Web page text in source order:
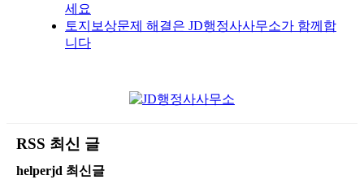
세요
토지보상문제 해결은 JD행정사사무소가 함께합
니다
RSS 최신 글
helperjd 최신글